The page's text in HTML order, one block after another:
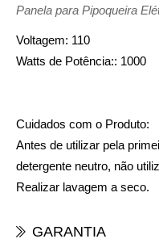
Panela para Pipoqueira
Voltagem: 110
Watts de Potência:: 1000
Cuidados com o Produto:
Antes de utilizar pela
detergente neutro, não
Realizar lavagem a seco.
GARANTIA